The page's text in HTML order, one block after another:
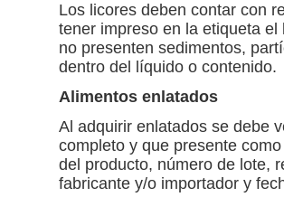
Los licores deben contar con
tener impreso en la etiqueta
no presenten sedimentos,
dentro del líquido o contenido.
Alimentos enlatados
Al adquirir enlatados se debe
completo y que presente
del producto, número de lote,
fabricante y/o importador y